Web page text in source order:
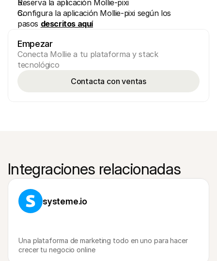
Reserva la aplicación Mollie-pixi
Configura la aplicación Mollie-pixi según los
pasos descritos aquí
Empezar
Conecta Mollie a tu plataforma y stack
tecnológico
Contacta con ventas
Integraciones relacionadas
systeme.io
Una plataforma de marketing todo en uno para hacer
crecer tu negocio online